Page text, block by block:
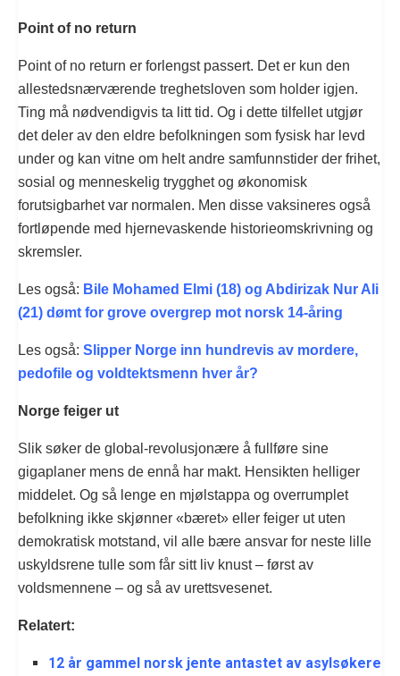
Point of no return
Point of no return er forlengst passert. Det er kun den
allestedsnærværende treghetsloven som holder igjen.
Ting må nødvendigvis ta litt tid. Og i dette tilfellet utgjør
det deler av den eldre befolkningen som fysisk har levd
under og kan vitne om helt andre samfunnstider der frihet,
sosial og menneskelig trygghet og økonomisk
forutsigbarhet var normalen. Men disse vaksineres også
fortløpende med hjernevaskende historieomskrivning og
skremsler.
Les også: Bile Mohamed Elmi (18) og Abdirizak Nur Ali
(21) dømt for grove overgrep mot norsk 14-åring
Les også: Slipper Norge inn hundrevis av mordere,
pedofile og voldtektsmenn hver år?
Norge feiger ut
Slik søker de global-revolusjonære å fullføre sine
gigaplaner mens de ennå har makt. Hensikten helliger
middelet. Og så lenge en mjølstappa og overrumplet
befolkning ikke skjønner «bæret» eller feiger ut uten
demokratisk motstand, vil alle bære ansvar for neste lille
uskyldsrene tulle som får sitt liv knust – først av
voldsmennene – og så av urettsvesenet.
Relatert:
12 år gammel norsk jente antastet av asylsøkere